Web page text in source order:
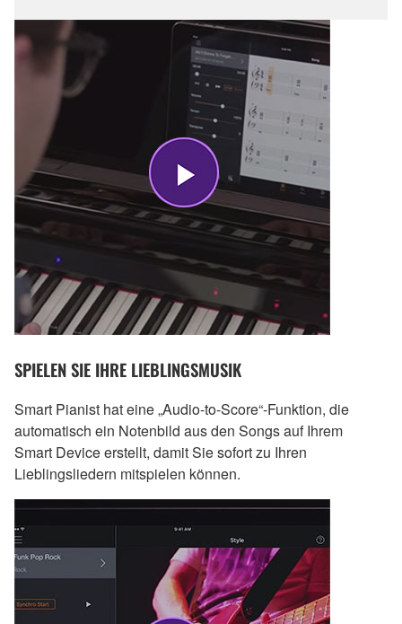
SPIELEN SIE IHRE LIEBLINGSMUSIK
Smart Pianist hat eine „Audio-to-Score“-Funktion, die
automatisch ein Notenbild aus den Songs auf Ihrem
Smart Device erstellt, damit Sie sofort zu Ihren
Lieblingsliedern mitspielen können.